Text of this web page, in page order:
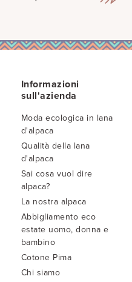
Informazioni
sull'azienda
Moda ecologica in lana
d'alpaca
Qualità della lana
d'alpaca
Sai cosa vuol dire
alpaca?
La nostra alpaca
Abbigliamento eco
estate uomo, donna e
bambino
Cotone Pima
Chi siamo